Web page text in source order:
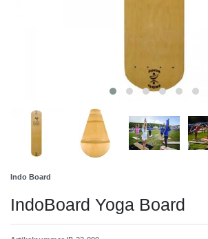
Indo Board
IndoBoard Yoga Board